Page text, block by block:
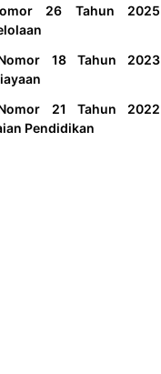
26 Tahun 2025
18 Tahun 2023
21 Tahun 2022
Pendidikan